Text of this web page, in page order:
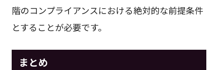
階のコンプライアンスにおける絶対的な前提条件
とすることが必要です。
まとめ